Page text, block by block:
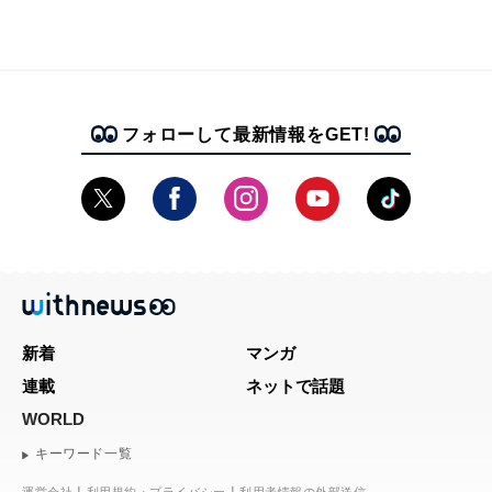
フォローして最新情報をGET!
新着
マンガ
連載
ネットで話題
WORLD
キーワード一覧